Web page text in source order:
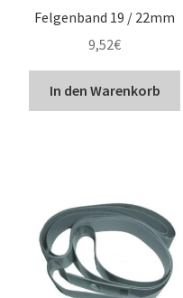
Schläuche & Felgen. 16″
Schläuche & Felgen. 17″
Schläuche & Felgen. 21″
Bestellvorgang
Felgenband 19 / 22mm
9,52€
In den Warenkorb